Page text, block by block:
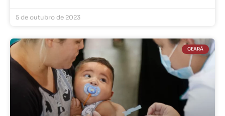
5 de outubro de 2023
CEARÁ